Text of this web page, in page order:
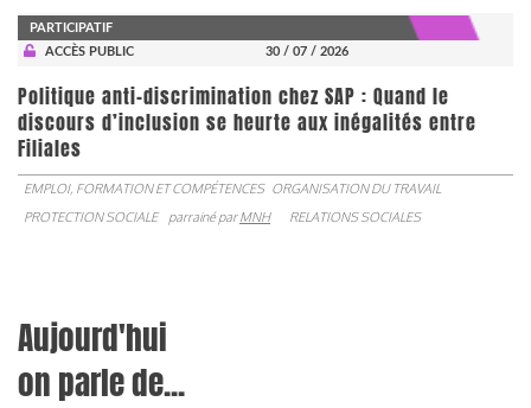
PARTICIPATIF
ACCÈS PUBLIC
30 / 07 / 2026
Politique anti-discrimination chez SAP : Quand le
discours d’inclusion se heurte aux inégalités entre
Filiales
EMPLOI, FORMATION ET COMPÉTENCES ORGANISATION DU TRAVAIL
PROTECTION SOCIALE
parrainé parMNH RELATIONS SOCIALES
Aujourd'hui
on parle de...